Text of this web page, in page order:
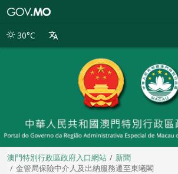
別
30°C
澳門特別行政區政府入口網站
新聞
金管局保險中介人及出納服務遷至東曦閣